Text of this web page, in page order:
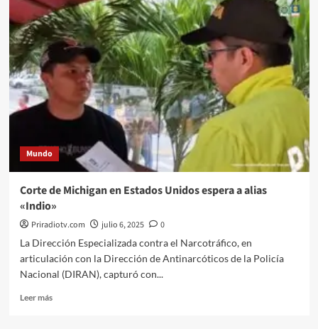
Clara
Ventura
@priradiotv
Portugal
2025
Mundo
Corte de Michigan en Estados Unidos espera a alias
«Indio»
Priradiotv.com julio 6, 2025
0
La Dirección Especializada contra el Narcotráfico, en
articulación con la Dirección de Antinarcóticos de la Policía
Nacional (DIRAN), capturó con...
Leer másLeer